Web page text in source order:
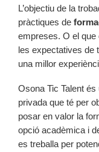
L’objectiu de la
pràctiques de
empreses. O el
les expectatives de
una millor
Osona Tic Talent
privada que té per
posar en valor la
opció acadèmica i
es treballa per